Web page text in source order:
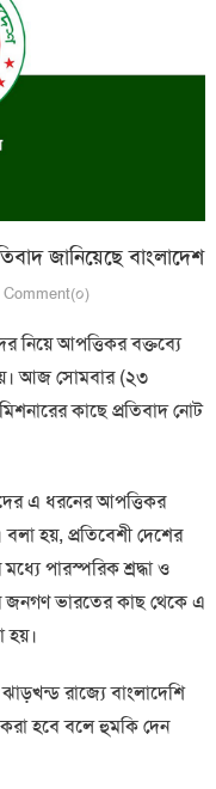
জানিয়েছে বাংলাদেশ
Comment(০)
নিয়ে আপত্তিকর বক্তব্যে
আজ সোমবার (২৩
কাছে প্রতিবাদ নোট
এ ধরনের আপত্তিকর
বলা হয়, প্রতিবেশী দেশের
পারস্পরিক শ্রদ্ধা ও
জনগণ ভারতের কাছ থেকে এ
হয়।
রাজ্যে বাংলাদেশি
হবে বলে হুমকি দেন